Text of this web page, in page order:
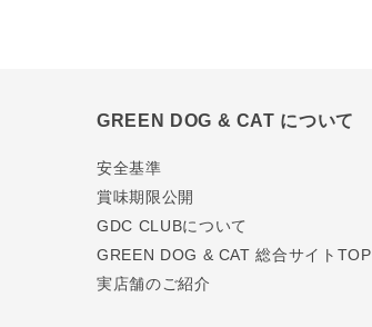
GREEN DOG & CAT について
安全基準
賞味期限公開
GDC CLUBについて
GREEN DOG & CAT 総合サイトTOP
実店舗のご紹介